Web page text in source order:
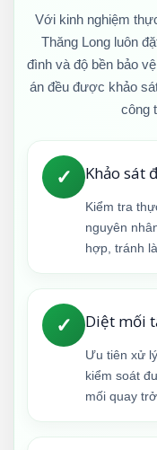
Với kinh nghiệm
Thăng Long luôn
đình và độ bền bảo
án đều được khảo
công
✓ Khảo sát
Kiểm tra
nguyên
hợp, tránh
✓ Diệt mối
Ưu tiên xử
kiểm soát
mối quay